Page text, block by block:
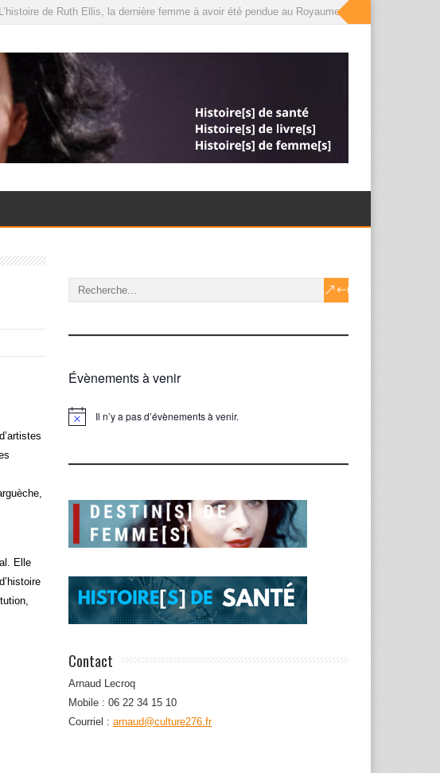
de Ruth Ellis, la dernière femme à avoir été pendue au Royaume-Uni, que le roi a
Elle
Évènements à venir
Notice Il n’y a pas d’évènements à venir.
Contact
Arnaud Lecroq
Mobile : 06 22 34 15 10
Courriel : arnaud@culture276.fr